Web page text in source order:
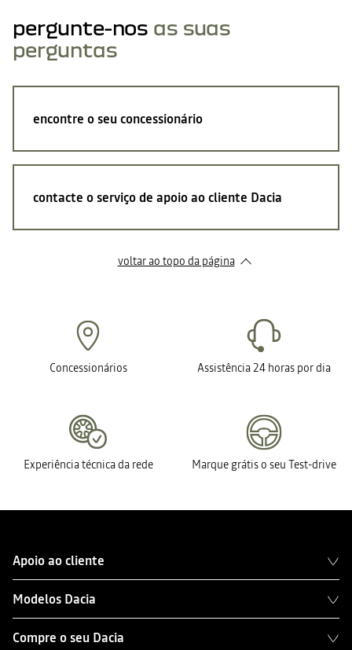
pergunte-nos as suas
perguntas
encontre o seu concessionário
contacte o serviço de apoio ao cliente Dacia
voltar ao topo da página
Concessionários Assistência 24 horas por dia
Experiência técnica da rede Marque grátis o seu Test-drive
Apoio ao cliente
Modelos Dacia
Compre o seu Dacia